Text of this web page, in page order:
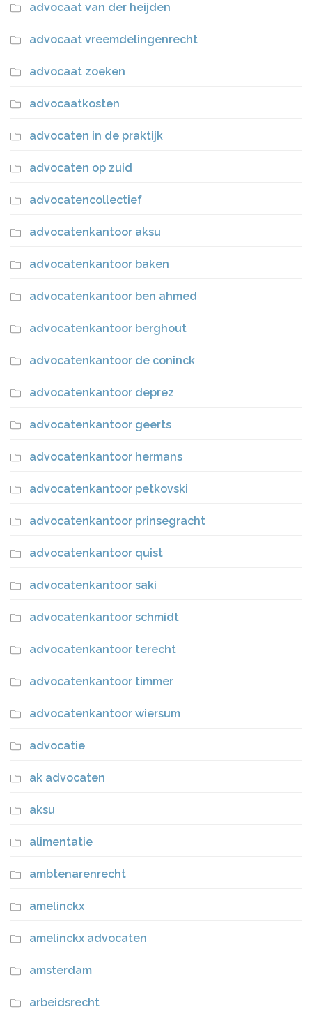
advocaat van der heijden
advocaat vreemdelingenrecht
advocaat zoeken
advocaatkosten
advocaten in de praktijk
advocaten op zuid
advocatencollectief
advocatenkantoor aksu
advocatenkantoor baken
advocatenkantoor ben ahmed
advocatenkantoor berghout
advocatenkantoor de coninck
advocatenkantoor deprez
advocatenkantoor geerts
advocatenkantoor hermans
advocatenkantoor petkovski
advocatenkantoor prinsegracht
advocatenkantoor quist
advocatenkantoor saki
advocatenkantoor schmidt
advocatenkantoor terecht
advocatenkantoor timmer
advocatenkantoor wiersum
advocatie
ak advocaten
aksu
alimentatie
ambtenarenrecht
amelinckx
amelinckx advocaten
amsterdam
arbeidsrecht